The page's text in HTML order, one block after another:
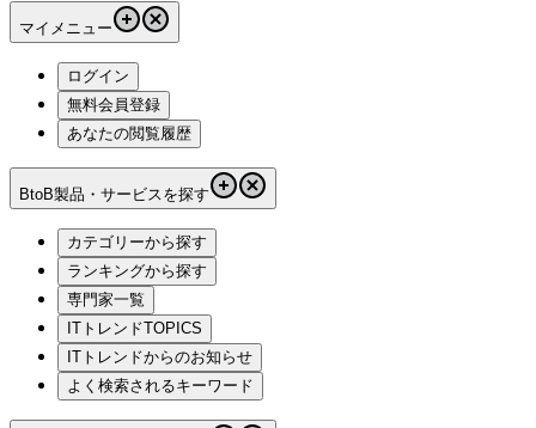
マイメニュー
ログイン
無料会員登録
あなたの閲覧履歴
BtoB製品・サービスを探す
カテゴリーから探す
ランキングから探す
専門家一覧
ITトレンドTOPICS
ITトレンドからのお知らせ
よく検索されるキーワード